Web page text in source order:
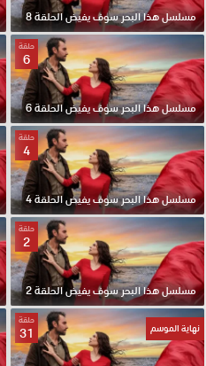
مسلسل هذا البحر سوف يفيض الحلقة 8
حلقة
6
مسلسل هذا البحر سوف يفيض الحلقة 6
حلقة
4
مسلسل هذا البحر سوف يفيض الحلقة 4
حلقة
2
مسلسل هذا البحر سوف يفيض الحلقة 2
نهاية الموسم
حلقة
31